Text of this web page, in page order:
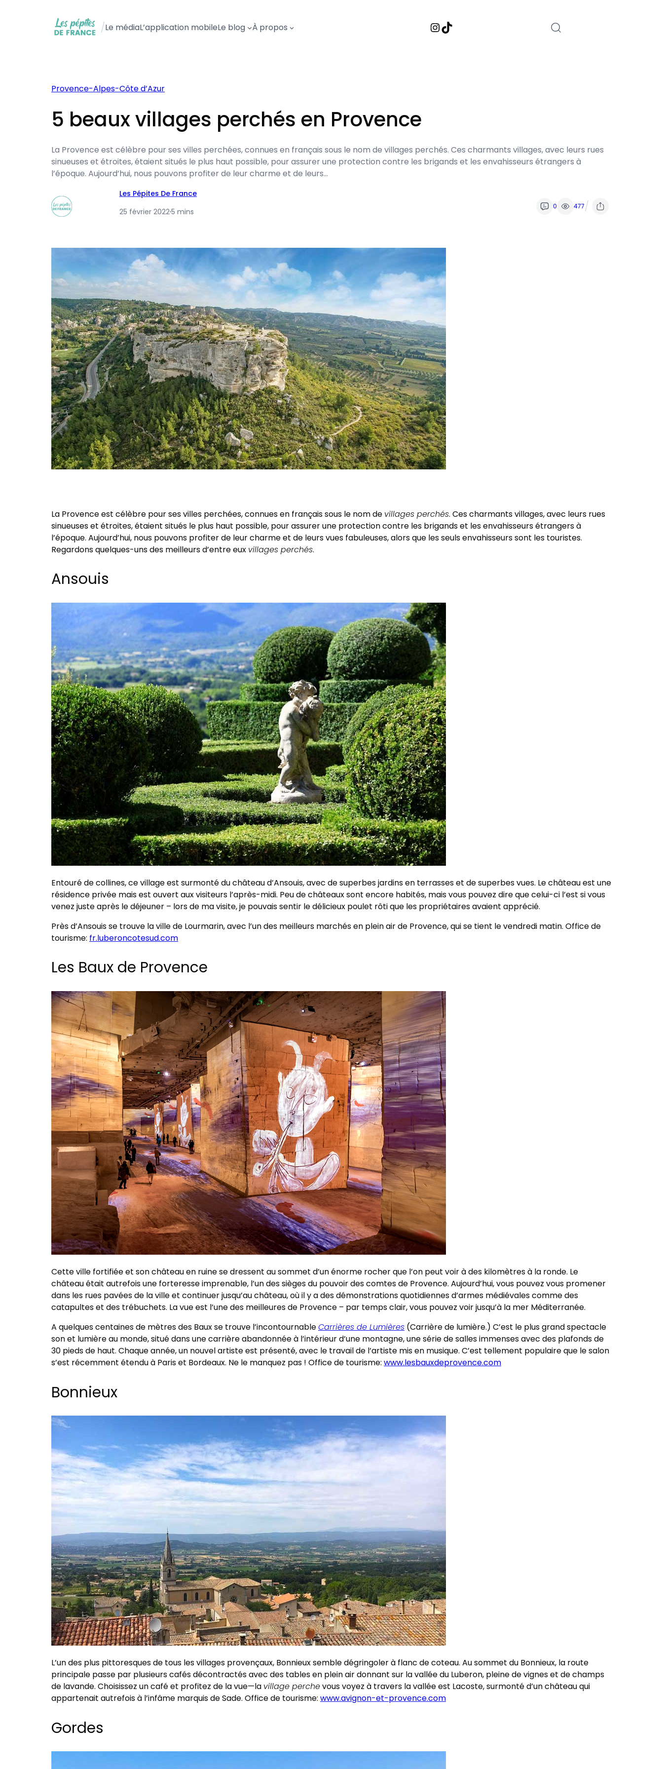
/Le médiaL’application mobileLe blog À propos Instagram
TikTok
Provence-Alpes-Côte d’Azur
5 beaux villages perchés en Provence
La Provence est célèbre pour ses villes perchées, connues en français sous le nom de villages perchés. Ces charmants villages, avec leurs rues
sinueuses et étroites, étaient situés le plus haut possible, pour assurer une protection contre les brigands et les envahisseurs étrangers à
l’époque. Aujourd’hui, nous pouvons profiter de leur charme et de leurs…
Les Pépites De France
25 février 2022·5 mins
0 477/
La Provence est célèbre pour ses villes perchées, connues en français sous le nom de villages perchés. Ces charmants villages, avec leurs rues
sinueuses et étroites, étaient situés le plus haut possible, pour assurer une protection contre les brigands et les envahisseurs étrangers à
l’époque. Aujourd’hui, nous pouvons profiter de leur charme et de leurs vues fabuleuses, alors que les seuls envahisseurs sont les touristes.
Regardons quelques-uns des meilleurs d’entre eux villages perchés.
Ansouis
Entouré de collines, ce village est surmonté du château d’Ansouis, avec de superbes jardins en terrasses et de superbes vues. Le château est une
résidence privée mais est ouvert aux visiteurs l’après-midi. Peu de châteaux sont encore habités, mais vous pouvez dire que celui-ci l’est si vous
venez juste après le déjeuner – lors de ma visite, je pouvais sentir le délicieux poulet rôti que les propriétaires avaient apprécié.
Près d’Ansouis se trouve la ville de Lourmarin, avec l’un des meilleurs marchés en plein air de Provence, qui se tient le vendredi matin. Office de
tourisme: fr.luberoncotesud.com
Les Baux de Provence
Cette ville fortifiée et son château en ruine se dressent au sommet d’un énorme rocher que l’on peut voir à des kilomètres à la ronde. Le
château était autrefois une forteresse imprenable, l’un des sièges du pouvoir des comtes de Provence. Aujourd’hui, vous pouvez vous promener
dans les rues pavées de la ville et continuer jusqu’au château, où il y a des démonstrations quotidiennes d’armes médiévales comme des
catapultes et des trébuchets. La vue est l’une des meilleures de Provence – par temps clair, vous pouvez voir jusqu’à la mer Méditerranée.
A quelques centaines de mètres des Baux se trouve l’incontournableCarrières de Lumières (Carrière de lumière.) C’est le plus grand spectacle
son et lumière au monde, situé dans une carrière abandonnée à l’intérieur d’une montagne, une série de salles immenses avec des plafonds de
30 pieds de haut. Chaque année, un nouvel artiste est présenté, avec le travail de l’artiste mis en musique. C’est tellement populaire que le salon
s’est récemment étendu à Paris et Bordeaux. Ne le manquez pas ! Office de tourisme: www.lesbauxdeprovence.com
Bonnieux
L’un des plus pittoresques de tous les villages provençaux, Bonnieux semble dégringoler à flanc de coteau. Au sommet du Bonnieux, la route
principale passe par plusieurs cafés décontractés avec des tables en plein air donnant sur la vallée du Luberon, pleine de vignes et de champs
de lavande. Choisissez un café et profitez de la vue—la village perchevous voyez à travers la vallée est Lacoste, surmonté d’un château qui
appartenait autrefois à l’infâme marquis de Sade. Office de tourisme: www.avignon-et-provence.com
Gordes